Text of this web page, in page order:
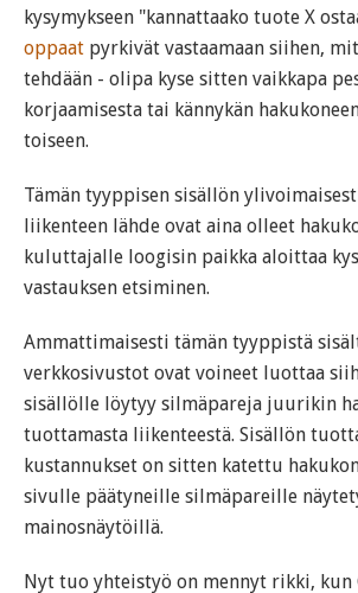
kysymykseen "kannattaako tuote X
oppaat pyrkivät vastaamaan siihen,
tehdään - olipa kyse sitten vaikkapa
korjaamisesta tai kännykän
toiseen.
Tämän tyyppisen sisällön
liikenteen lähde ovat aina olleet
kuluttajalle loogisin paikka aloittaa
vastauksen etsiminen.
Ammattimaisesti tämän tyyppistä
verkkosivustot ovat voineet luottaa
sisällölle löytyy silmäpareja juurikin
tuottamasta liikenteestä. Sisällön
kustannukset on sitten katettu
sivulle päätyneille silmäpareille
mainosnäytöillä.
Nyt tuo yhteistyö on mennyt rikki, kun